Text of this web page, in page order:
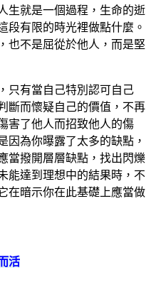
生就是一個過程，生命的逝
段有限的時光裡做點什麼。
也不是屈從於他人，而是堅
只有當自己特別認可自己
斷而懷疑自己的價值，不再
害了他人而招致他人的傷
因為你曝露了太多的缺點，
當撥開層層缺點，找出閃爍
能達到理想中的結果時，不
在暗示你在此基礎上應當做
活